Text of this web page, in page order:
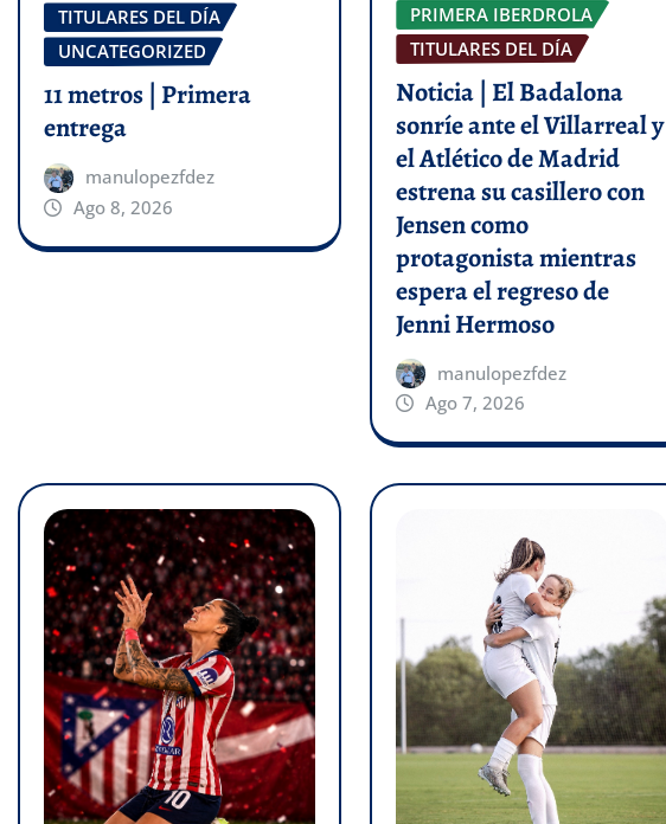
TITULARES DEL DÍA
UNCATEGORIZED
11 metros | Primera
entrega
manulopezfdez
Ago 8, 2026
PRIMERA IBERDROLA
TITULARES DEL DÍA
Noticia | El Badalona
sonríe ante el Villarreal y
el Atlético de Madrid
estrena su casillero con
Jensen como
protagonista mientras
espera el regreso de
Jenni Hermoso
manulopezfdez
Ago 7, 2026